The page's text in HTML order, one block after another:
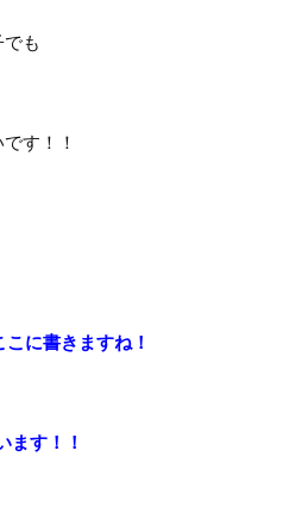
も
す！！
に書きますね！
ます！！